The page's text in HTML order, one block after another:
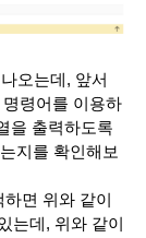
오는데, 앞서
명령어를 이용하
을 출력하도록
지를 확인해보
면 위와 같이
는데, 위와 같이